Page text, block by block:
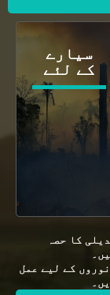
سیارے
کے لئے
کا حصہ
کے لیے عمل